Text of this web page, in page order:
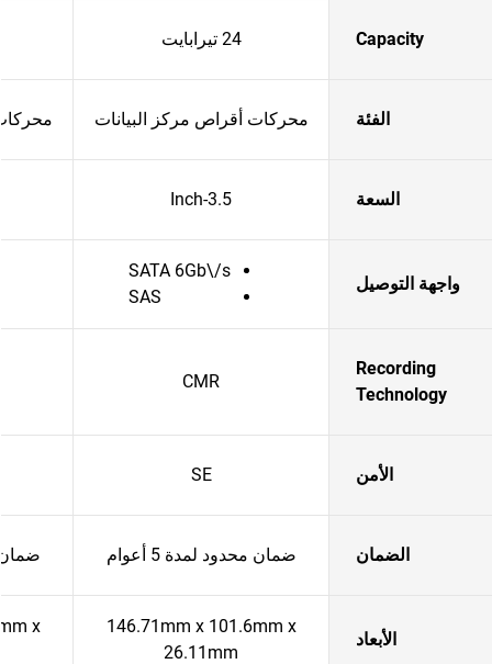
Capacity 24 تيرابايت
الفئة محركات أقراص مركز البيانات
السعة 3.5-Inch
واجهة التوصيل
SATA 6Gb\/s
SAS
Recording
Technology
CMR
الأمن SE
الضمان ضمان محدود لمدة 5 أعوام ضمان
الأبعاد
146.71mm x 101.6mm x
26.11mm
x